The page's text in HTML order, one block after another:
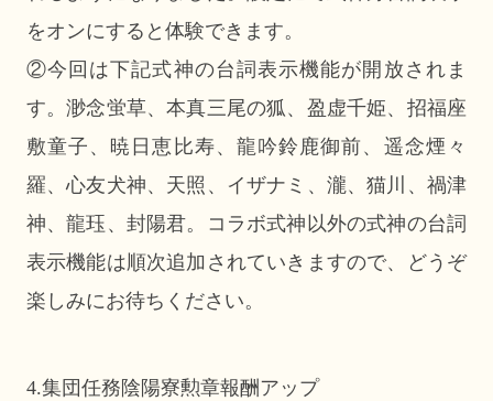
をオンにすると体験できます。
②今回は下記式神の台詞表示機能が開放されま
す。渺念蛍草、本真三尾の狐、盈虚千姫、招福座
敷童子、暁日恵比寿、龍吟鈴鹿御前、遥念煙々
羅、心友犬神、天照、イザナミ、瀧、猫川、禍津
神、龍珏、封陽君。コラボ式神以外の式神の台詞
表示機能は順次追加されていきますので、どうぞ
楽しみにお待ちください。
4.集団任務陰陽寮勲章報酬アップ